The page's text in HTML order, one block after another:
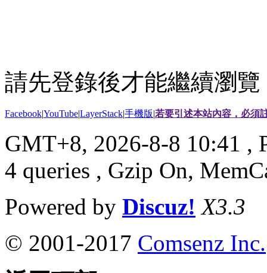
請先登錄後才能繼續瀏覽
Facebook|YouTube|LayerStack|手機版|若要引述本站內容，必須
GMT+8, 2026-8-8 10:41 ,
4 queries , Gzip On,
Powered by Discuz! X3.3
© 2001-2017 Comsenz Inc.